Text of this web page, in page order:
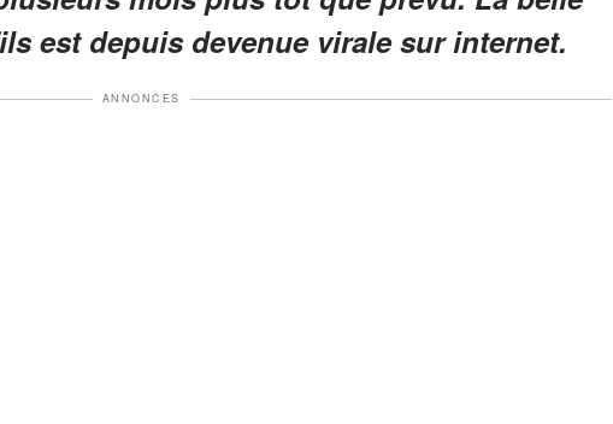
est depuis devenue virale sur internet.
ANNONCES